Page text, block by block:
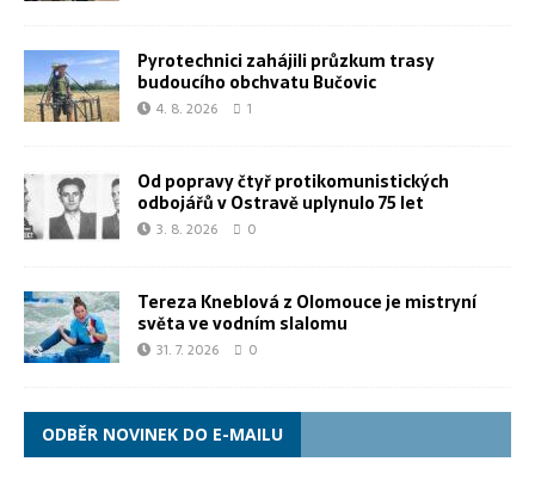
Pyrotechnici zahájili průzkum trasy
budoucího obchvatu Bučovic
4. 8. 2026 1
Od popravy čtyř protikomunistických
odbojářů v Ostravě uplynulo 75 let
3. 8. 2026 0
Tereza Kneblová z Olomouce je mistryní
světa ve vodním slalomu
31. 7. 2026 0
ODBĚR NOVINEK DO E-MAILU